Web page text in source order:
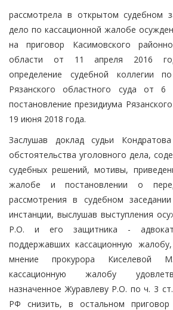
рассмотрела в открытом судебном
дело по кассационной жалобе
на приговор Касимовского
области от 11 апреля 2016
определение судебной коллегии
Рязанского областного суда от
постановление президиума
19 июня 2018 года.
Заслушав доклад судьи
обстоятельства уголовного дела,
судебных решений, мотивы,
жалобе и постановлении о
рассмотрения в судебном
инстанции, выслушав выступления
Р.О. и его защитника -
поддержавших кассационную
мнение прокурора Киселевой
кассационную жалобу
назначенное Журавлеву Р.О. по ч. 3
РФ снизить, в остальном